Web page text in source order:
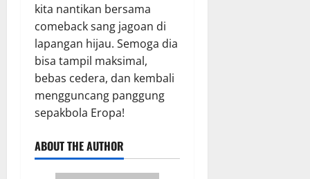
kita nantikan bersama
comeback sang jagoan di
lapangan hijau. Semoga dia
bisa tampil maksimal,
bebas cedera, dan kembali
mengguncang panggung
sepakbola Eropa!
ABOUT THE AUTHOR